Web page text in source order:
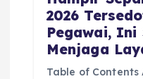
2026
Pegawai, Ini
Menjaga
Table of Contents